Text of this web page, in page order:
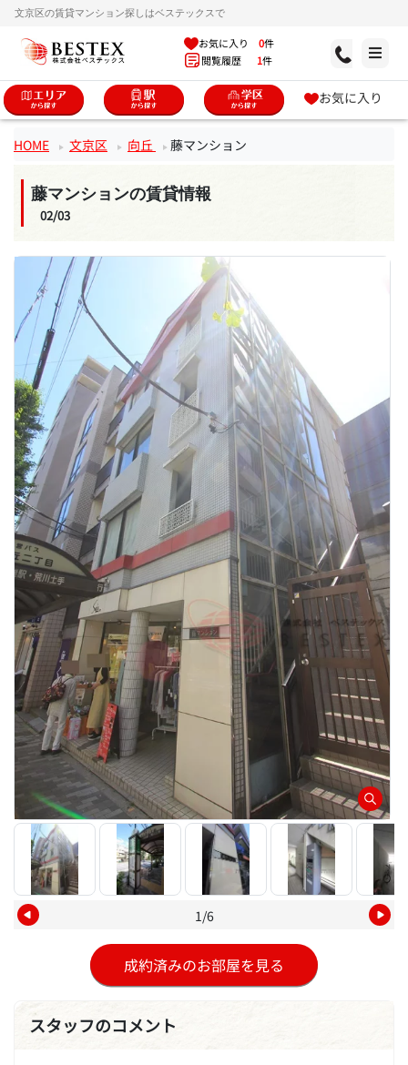
文京区の賃貸マンション探しはベステックスで
お気に入り 0件
閲覧履歴 1件
お気に入り
HOME 文京区 向丘 藤マンション
藤マンションの賃貸情報
02/03
1/6
成約済みのお部屋を見る
スタッフのコメント